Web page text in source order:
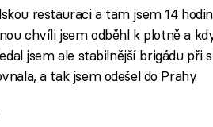
restauraci a tam jsem 14
chvíli jsem odběhl k plotně a
jsem ale stabilnější brigádu při
a tak jsem odešel do Prahy.